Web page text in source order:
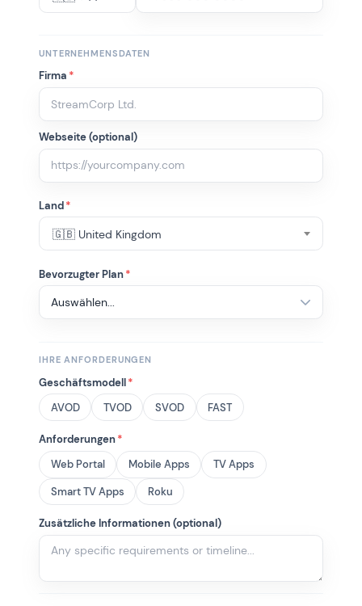
UNTERNEHMENSDATEN
Firma *
Webseite (optional)
Land*
🇬🇧 United Kingdom
Bevorzugter Plan*
IHRE ANFORDERUNGEN
Geschäftsmodell*
AVOD
TVOD SVOD FAST
Anforderungen*
Web Portal
Mobile Apps
TV Apps
Smart TV Apps
Roku
Zusätzliche Informationen (optional)